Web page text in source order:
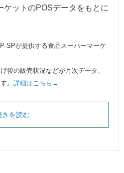
ケットのPOSデータをもとに
SPが提供する食品スーパーマーケ
後の販売状況などが月次データ、
。 詳細はこちら→
きを読む